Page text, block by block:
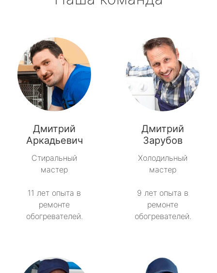
Дмитрий
Аркадьевич
Стиральный
мастер
11 лет опыта в
ремонте
обогревателей.
Дмитрий
Зарубов
Холодильный
мастер
9 лет опыта в
ремонте
обогревателей.